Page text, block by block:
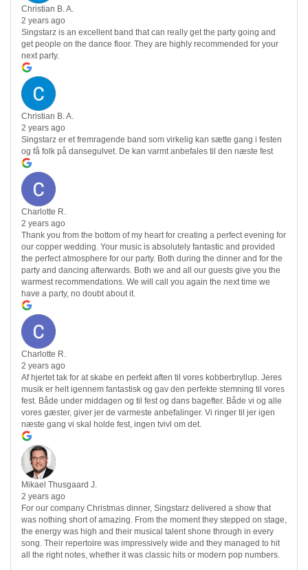
Christian B. A.
2 years ago
Singstarz is an excellent band that can really get the party going and
get people on the dance floor. They are highly recommended for your
next party.
Christian B. A.
2 years ago
Singstarz er et fremragende band som virkelig kan sætte gang i festen
og få folk på dansegulvet. De kan varmt anbefales til den næste fest
Charlotte R.
2 years ago
Thank you from the bottom of my heart for creating a perfect evening for
our copper wedding. Your music is absolutely fantastic and provided
the perfect atmosphere for our party. Both during the dinner and for the
party and dancing afterwards. Both we and all our guests give you the
warmest recommendations. We will call you again the next time we
have a party, no doubt about it.
Charlotte R.
2 years ago
Af hjertet tak for at skabe en perfekt aften til vores kobberbryllup. Jeres
musik er helt igennem fantastisk og gav den perfekte stemning til vores
fest. Både under middagen og til fest og dans bagefter. Både vi og alle
vores gæster, giver jer de varmeste anbefalinger. Vi ringer til jer igen
næste gang vi skal holde fest, ingen tvivl om det.
Mikael Thusgaard J.
2 years ago
For our company Christmas dinner, Singstarz delivered a show that
was nothing short of amazing. From the moment they stepped on stage,
the energy was high and their musical talent shone through in every
song. Their repertoire was impressively wide and they managed to hit
all the right notes, whether it was classic hits or modern pop numbers.